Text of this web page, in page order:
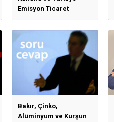
Emisyon Ticaret
Sistemi (TR-ETS)
Bakır, Çinko,
Alüminyum ve Kurşun